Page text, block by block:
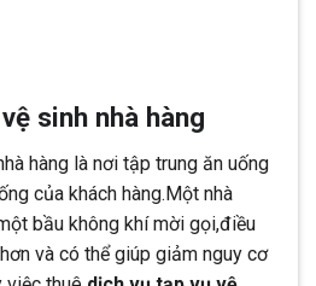
sinh nhà hàng
hàng là nơi tập trung ăn uống
của khách hàng.Một nhà
bầu không khí mời gọi,điều
và có thể giúp giảm nguy cơ